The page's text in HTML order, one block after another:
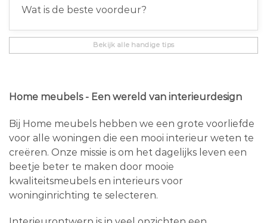
Wat is de beste voordeur?
Bekijk alle handige tips
Home meubels - Een wereld van interieurdesign
Bij Home meubels hebben we een grote voorliefde
voor alle woningen die een mooi interieur weten te
creëren. Onze missie is om het dagelijks leven een
beetje beter te maken door mooie
kwaliteitsmeubels en interieurs voor
woninginrichting te selecteren.